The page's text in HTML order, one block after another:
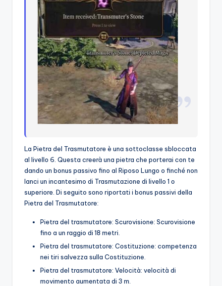
La Pietra del Trasmutatore è una sottoclasse sbloccata
al livello 6. Questa creerà una pietra che porterai con te
dando un bonus passivo fino al Riposo Lungo o finché non
lanci un incantesimo di Trasmutazione di livello 1 o
superiore. Di seguito sono riportati i bonus passivi della
Pietra del Trasmutatore:
Pietra del trasmutatore: Scurovisione: Scurovisione
fino a un raggio di 18 metri.
Pietra del trasmutatore: Costituzione: competenza
nei tiri salvezza sulla Costituzione.
Pietra del trasmutatore: Velocità: velocità di
movimento aumentata di 3 m.